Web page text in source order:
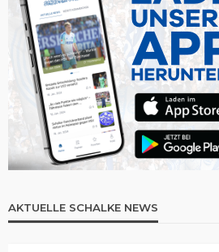
AKTUELLE SCHALKE NEWS